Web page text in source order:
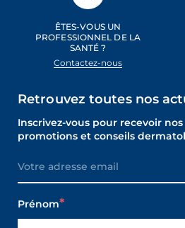
ÊTES-VOUS UN
PROFESSIONNEL DE LA
SANTÉ ?
Contactez-nous
Retrouvez toutes nos
Inscrivez-vous pour recevoir
promotions et conseils
Prénom